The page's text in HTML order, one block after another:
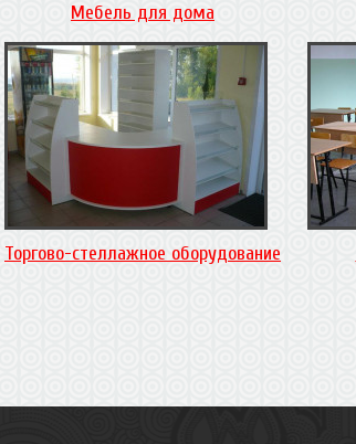
Мебель для дома
Торгово-стеллажное оборудование